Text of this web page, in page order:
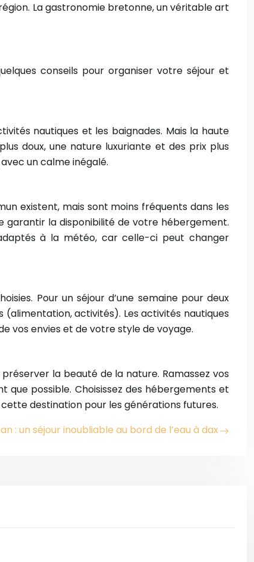
La gastronomie bretonne, un véritable art
conseils pour organiser votre séjour et
nautiques et les baignades. Mais la haute
doux, une nature luxuriante et des prix plus
un calme inégalé.
existent, mais sont moins fréquents dans les
garantir la disponibilité de votre hébergement.
à la météo, car celle-ci peut changer
Pour un séjour d’une semaine pour deux
activités). Les activités nautiques
vos envies et de votre style de voyage.
la beauté de la nature. Ramassez vos
possible. Choisissez des hébergements et
destination pour les générations futures.
: un séjour inoubliable au bord de l’eau à dax